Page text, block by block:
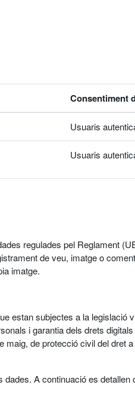
Consentiment
Usuaris
Usuaris
regulades pel Reglament
de veu, imatge o
imatge.
estan subjectes a la legislació
i garantia dels drets
de protecció civil del dret
A continuació es detallen